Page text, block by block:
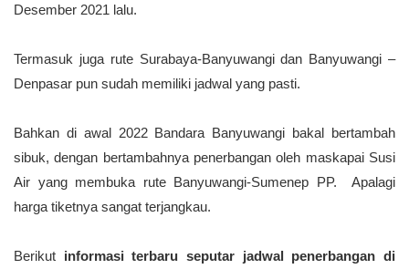
Desember 2021 lalu.
Termasuk juga rute Surabaya-Banyuwangi dan Banyuwangi –
Denpasar pun sudah memiliki jadwal yang pasti.
Bahkan di awal 2022 Bandara Banyuwangi bakal bertambah
sibuk, dengan bertambahnya penerbangan oleh maskapai Susi
Air yang membuka rute Banyuwangi-Sumenep PP. Apalagi
harga tiketnya sangat terjangkau.
Berikut informasi terbaru seputar jadwal penerbangan di